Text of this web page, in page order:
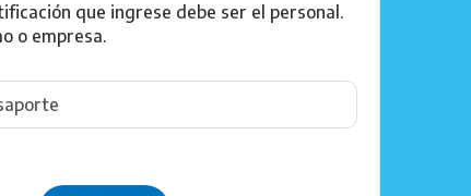
que ingrese debe ser el personal.
o empresa.